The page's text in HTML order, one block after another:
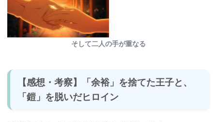
そして二人の手が重なる
【感想・考察】「余裕」を捨てた王子と、
「鎧」を脱いだヒロイン